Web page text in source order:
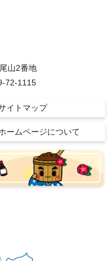
山2番地
72-1115
イトマップ
ームページについて